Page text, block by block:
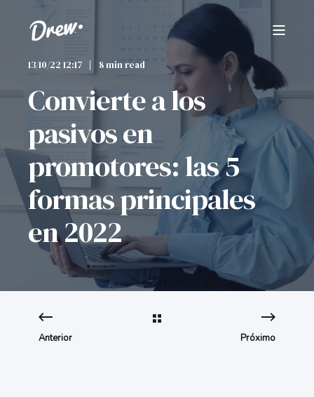
13/10/22 12:17 8 min read
Convierte a los
pasivos en
promotores: las 5
formas principales
en 2022
Anterior Próximo